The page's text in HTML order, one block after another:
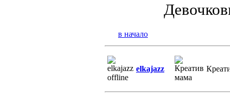
в начало
elkajazz